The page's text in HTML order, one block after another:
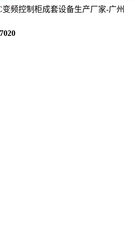
变频控制柜成套设备生产厂家-广州